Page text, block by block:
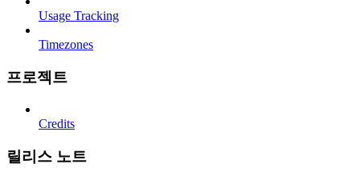
Usage Tracking
Timezones
프로젝트
Credits
릴리스 노트